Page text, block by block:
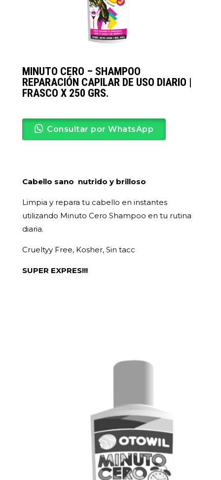
MINUTO CERO – SHAMPOO
REPARACIÓN CAPILAR DE USO DIARIO |
FRASCO X 250 GRS.
Consultar por WhatsApp
Cabello sano nutrido y brilloso
Limpia y repara tu cabello en instantes
utilizando Minuto Cero Shampoo en tu rutina
diaria.
Crueltyy Free, Kosher, Sin tacc
SUPER EXPRES!!!